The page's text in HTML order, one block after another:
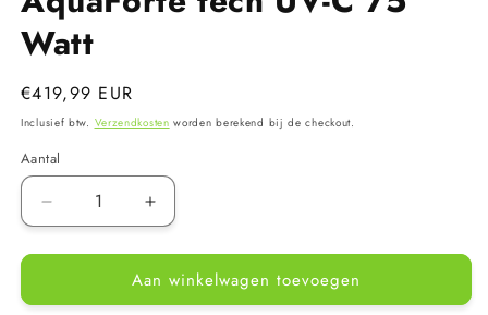
Watt
Normale
prijs
€419,99 EUR
Inclusief btw. Verzendkosten worden berekend bij de checkout.
Aantal
Aantal
verlagen
voor
AquaForte
tech
Aantal
verhogen
voor
AquaForte
tech
Aan winkelwagen toevoegen